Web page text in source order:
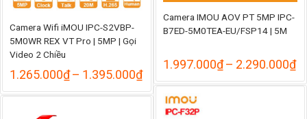
Camera IMOU AOV PT 5MP IPC-
B7ED-5M0TEA-EU/FSP14 | 5M
1.997.000₫– 2.290.000₫
từ
Camera Wifi iMOU IPC-S2VBP-
5M0WR REX VT Pro | 5MP | Gọi
Video 2 Chiều
1.265.000₫– 1.395.000₫Khoảng
giá:
từ
1.265.000₫